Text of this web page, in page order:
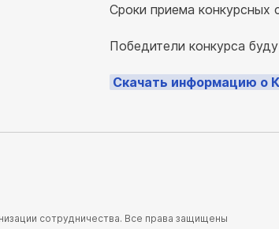
Сроки приема конкурсных
Победители конкурса
Скачать информацию о
сотрудничества. Все права защищены